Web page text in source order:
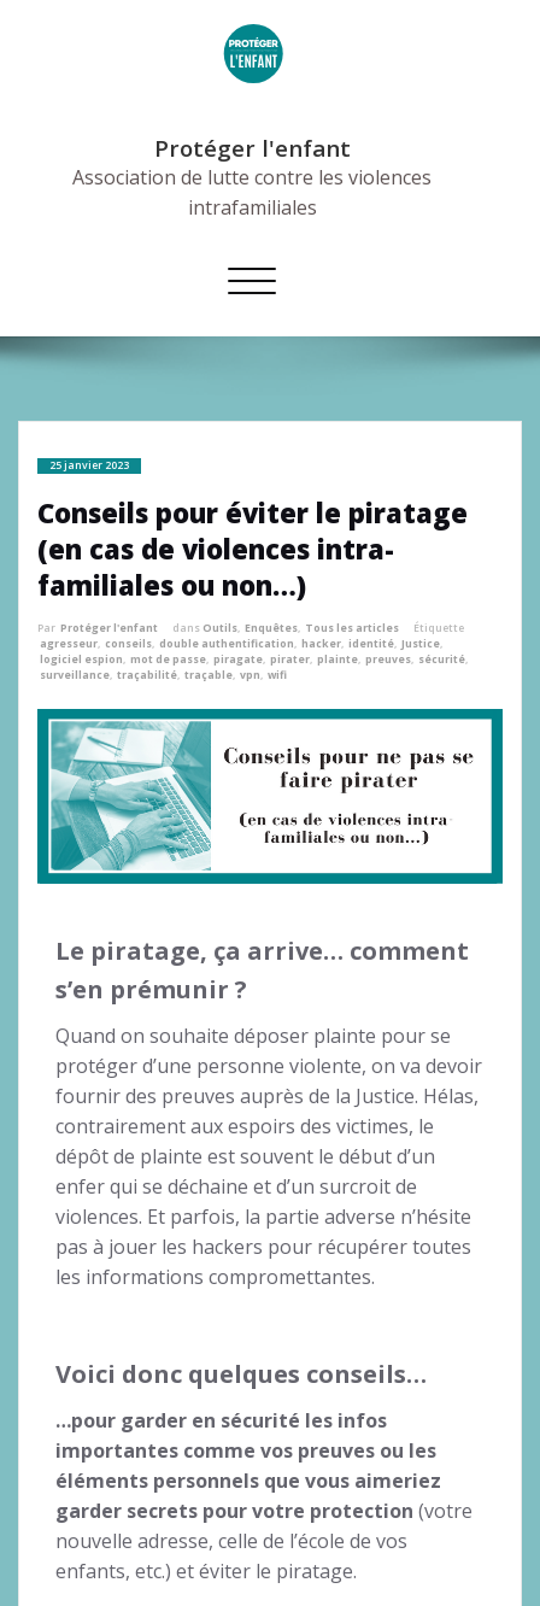
Protéger l'enfant
Association de lutte contre les violences
intrafamiliales
Afficher/masquer
la
25 janvier 2023
Conseils pour éviter le piratage
(en cas de violences intra-
familiales ou non…)
Par Protéger l'enfant dans Outils, Enquêtes, Tous les articles
Étiquette
agresseur, conseils, double authentification, hacker, identité, Justice,
logiciel espion, mot de passe, piragate, pirater, plainte, preuves, sécurité,
surveillance, traçabilité, traçable, vpn, wifi
Le piratage, ça arrive… comment
s’en prémunir ?
Quand on souhaite déposer plainte pour se
protéger d’une personne violente, on va devoir
fournir des preuves auprès de la Justice. Hélas,
contrairement aux espoirs des victimes, le
dépôt de plainte est souvent le début d’un
enfer qui se déchaine et d’un surcroit de
violences. Et parfois, la partie adverse n’hésite
pas à jouer les hackers pour récupérer toutes
les informations compromettantes.
Voici donc quelques conseils…
…pour garder en sécurité les infos
importantes comme vos preuves ou les
éléments personnels que vous aimeriez
garder secrets pour votre protection (votre
nouvelle adresse, celle de l’école de vos
enfants, etc.) et éviter le piratage.